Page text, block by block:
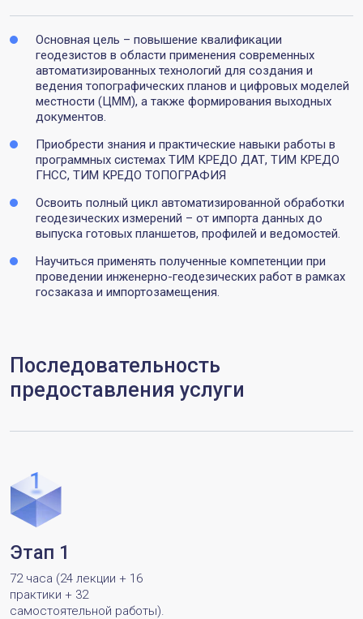
Основная цель – повышение квалификации
геодезистов в области применения современных
автоматизированных технологий для создания и
ведения топографических планов и цифровых моделей
местности (ЦММ), а также формирования выходных
документов.
Приобрести знания и практические навыки работы в
программных системах ТИМ КРЕДО ДАТ, ТИМ КРЕДО
ГНСС, ТИМ КРЕДО ТОПОГРАФИЯ
Освоить полный цикл автоматизированной обработки
геодезических измерений – от импорта данных до
выпуска готовых планшетов, профилей и ведомостей.
Научиться применять полученные компетенции при
проведении инженерно-геодезических работ в рамках
госзаказа и импортозамещения.
Последовательность
предоставления услуги
Этап 1
72 часа (24 лекции + 16
практики + 32
самостоятельной работы).